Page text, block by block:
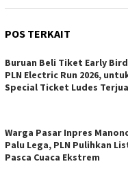
POS TERKAIT
Buruan Beli Tiket Early Bird
PLN Electric Run 2026,
Special Ticket Ludes
Warga Pasar Inpres
Palu Lega, PLN Pulihkan
Pasca Cuaca Ekstrem